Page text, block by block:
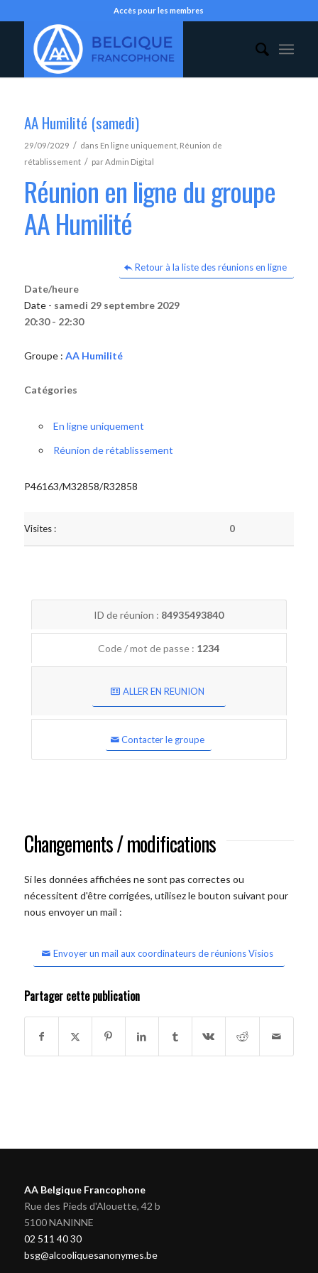
Accès pour les membres
AA Humilité (samedi)
29/09/2029 / dans En ligne uniquement, Réunion de
rétablissement / parAdmin Digital
Réunion en ligne du groupe
AA Humilité
Retour à la liste des réunions en ligne
Date/heure
Date - samedi 29 septembre 2029
20:30 - 22:30
Groupe : AA Humilité
Catégories
En ligne uniquement
Réunion de rétablissement
P46163/M32858/R32858
Visites : 0
ID de réunion : 84935493840
Code / mot de passe : 1234
ALLER EN REUNION
Contacter le groupe
Changements / modifications
Si les données affichées ne sont pas correctes ou
nécessitent d'être corrigées, utilisez le bouton suivant pour
nous envoyer un mail :
Envoyer un mail aux coordinateurs de réunions Visios
Partager cette publication
AA Belgique Francophone
Rue des Pieds d'Alouette, 42 b
5100 NANINNE
02 511 40 30
bsg@alcooliquesanonymes.be